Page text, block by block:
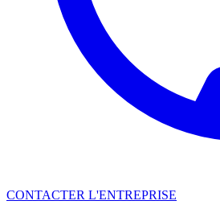
CONTACTER L'ENTREPRISE